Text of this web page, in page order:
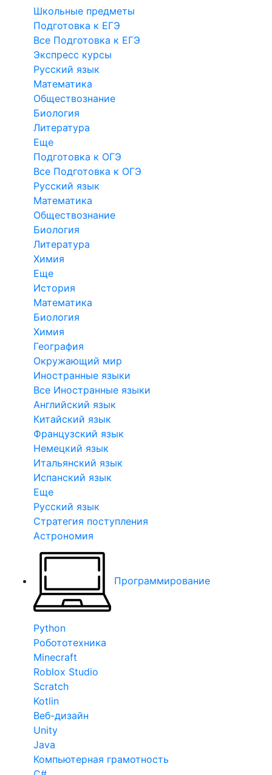
Школьные предметы
Подготовка к ЕГЭ
Все Подготовка к ЕГЭ
Экспресс курсы
Русский язык
Математика
Обществознание
Биология
Литература
Еще
Подготовка к ОГЭ
Все Подготовка к ОГЭ
Русский язык
Математика
Обществознание
Биология
Литература
Химия
Еще
История
Математика
Биология
Химия
География
Окружающий мир
Иностранные языки
Все Иностранные языки
Английский язык
Китайский язык
Французский язык
Немецкий язык
Итальянский язык
Испанский язык
Еще
Русский язык
Стратегия поступления
Астрономия
Программирование
Python
Робототехника
Minecraft
Roblox Studio
Scratch
Kotlin
Веб-дизайн
Unity
Java
Компьютерная грамотность